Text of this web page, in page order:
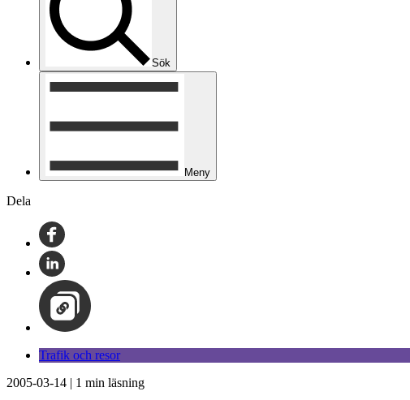
Sök
Meny
Dela
Trafik och resor
2005-03-14 | 1 min läsning